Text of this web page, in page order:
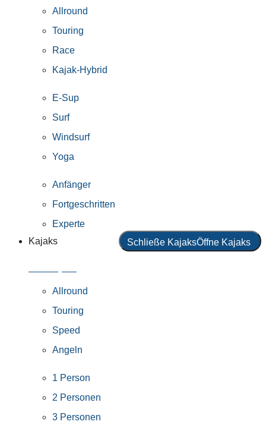
Allround
Touring
Race
Kajak-Hybrid
E-Sup
Surf
Windsurf
Yoga
Anfänger
Fortgeschritten
Experte
Kajaks
Schließe KajaksÖffne Kajaks
Allround
Touring
Speed
Angeln
1 Person
2 Personen
3 Personen